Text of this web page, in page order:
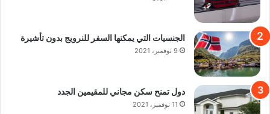
الجنسيات التي يمكنها السفر للنرويج بدون تأشيرة
9 نوفمبر، 2021
دول تمنح سكن مجاني للمقيمين الجدد
11 نوفمبر، 2021